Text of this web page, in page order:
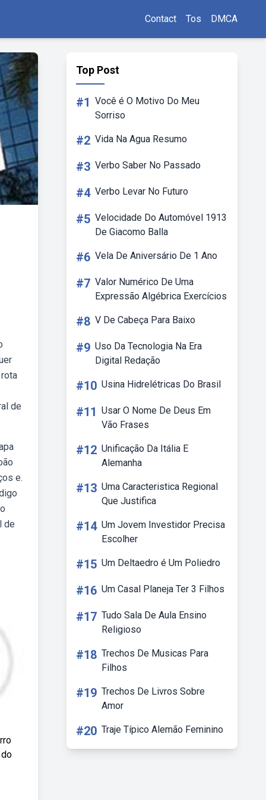
Contact Tos DMCA
de
e.
de
Top Post
#1 Você é O Motivo Do Meu
Sorriso
#2 Vida Na Agua Resumo
#3 Verbo Saber No Passado
#4 Verbo Levar No Futuro
#5 Velocidade Do Automóvel 1913
De Giacomo Balla
#6 Vela De Aniversário De 1 Ano
#7 Valor Numérico De Uma
Expressão Algébrica Exercícios
#8 V De Cabeça Para Baixo
#9 Uso Da Tecnologia Na Era
Digital Redação
#10 Usina Hidrelétricas Do Brasil
#11 Usar O Nome De Deus Em
Vão Frases
#12 Unificação Da Itália E
Alemanha
#13 Uma Caracteristica Regional
Que Justifica
#14 Um Jovem Investidor Precisa
Escolher
#15 Um Deltaedro é Um Poliedro
#16 Um Casal Planeja Ter 3 Filhos
#17 Tudo Sala De Aula Ensino
Religioso
#18 Trechos De Musicas Para
Filhos
#19 Trechos De Livros Sobre
Amor
#20 Traje Típico Alemão Feminino